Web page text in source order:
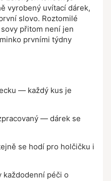
vyrobený uvítací dárek,
slovo. Roztomilé
přitom není jen
prvními týdny
— každý kus je
— dárek se
se hodí pro holčičku i
každodenní péči o